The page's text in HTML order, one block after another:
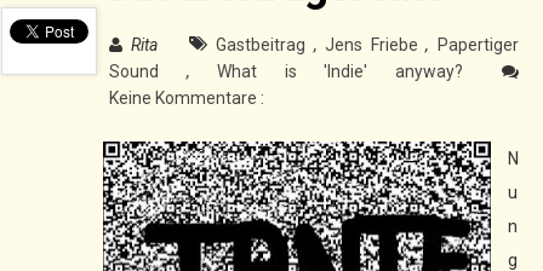
Rita Gastbeitrag ,Jens Friebe,
Papertiger
Sound , What is 'Indie' anyway?
Keine Kommentare :
N
u
n
g